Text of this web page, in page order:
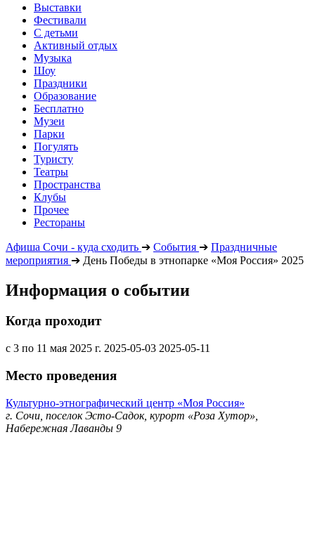
Выставки
Фестивали
С детьми
Активный отдых
Музыка
Шоу
Праздники
Образование
Бесплатно
Музеи
Парки
Погулять
Туристу
Театры
Пространства
Клубы
Прочее
Рестораны
Афиша Сочи - куда сходить ➔ События ➔ Праздничные
мероприятия ➔ День Победы в этнопарке «Моя Россия» 2025
Информация о событии
Когда проходит
с 3 по 11 мая 2025 г. 2025-05-03 2025-05-11
Место проведения
Культурно-этнографический центр «Моя Россия»
г. Сочи, поселок Эсто-Садок, курорт «Роза Хутор»,
Набережная Лаванды 9